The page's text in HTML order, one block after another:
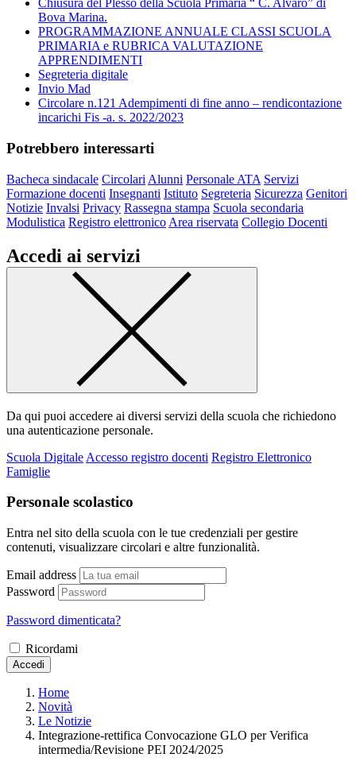
Chiusura del Plesso della Scuola Primaria “ C. Alvaro” di
Bova Marina.
PROGRAMMAZIONE ANNUALE CLASSI SCUOLA
PRIMARIA e RUBRICA VALUTAZIONE
APPRENDIMENTI
Segreteria digitale
Invio Mad
Circolare n.121 Adempimenti di fine anno – rendicontazione
incarichi Fis -a. s. 2022/2023
Potrebbero interessarti
Bacheca sindacale Circolari Alunni Personale ATA Servizi
Formazione docenti Insegnanti Istituto Segreteria Sicurezza Genitori
Notizie Invalsi Privacy Rassegna stampa Scuola secondaria
Modulistica Registro elettronico Area riservata Collegio Docenti
Accedi ai servizi
Da qui puoi accedere ai diversi servizi della scuola che richiedono
una autenticazione personale.
Scuola Digitale Accesso registro docenti Registro Elettronico
Famiglie
Personale scolastico
Entra nel sito della scuola con le tue credenziali per gestire
contenuti, visualizzare circolari e altre funzionalità.
Email address
Password
Password dimenticata?
Ricordami
Accedi
Home
Novità
Le Notizie
Integrazione-rettifica Convocazione GLO per Verifica
intermedia/Revisione PEI 2024/2025